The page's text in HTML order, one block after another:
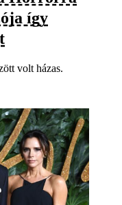
így
volt házas.